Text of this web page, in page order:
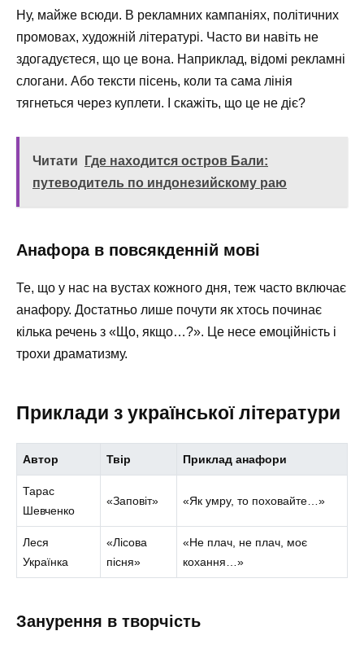
Ну, майже всюди. В рекламних кампаніях, політичних
промовах, художній літературі. Часто ви навіть не
здогадуєтеся, що це вона. Наприклад, відомі рекламні
слогани. Або тексти пісень, коли та сама лінія
тягнеться через куплети. І скажіть, що це не діє?
Читати
Где находится остров Бали:
путеводитель по индонезийскому раю
Анафора в повсякденній мові
Те, що у нас на вустах кожного дня, теж часто включає
анафору. Достатньо лише почути як хтось починає
кілька речень з «Що, якщо…?». Це несе емоційність і
трохи драматизму.
Приклади з української літератури
Автор Твір Приклад анафори
Тарас
Шевченко
«Заповіт» «Як умру, то поховайте…»
Леся
Українка
«Лісова
пісня»
«Не плач, не плач, моє
кохання…»
Занурення в творчість